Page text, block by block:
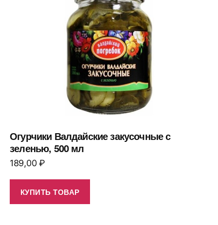
Огурчики Валдайские закусочные с
зеленью, 500 мл
189,00₽
КУПИТЬ ТОВАР